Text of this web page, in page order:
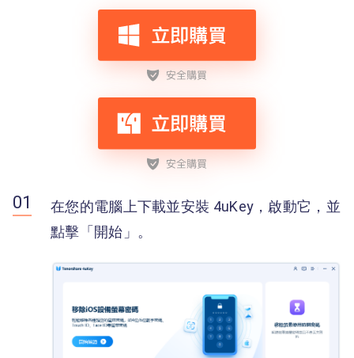
在您的電腦上下載並安裝 4uKey，啟動它，並
點擊「開始」。